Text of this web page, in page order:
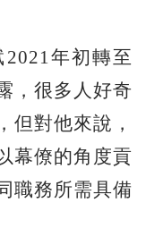
年初轉至
，很多人好奇
但對他來說，
幕僚的角度貢
職務所需具備